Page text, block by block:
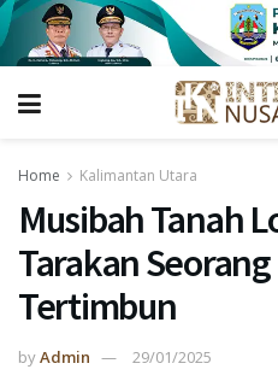
Home Kalimantan Utara
Musibah Tanah
Tarakan
Tertimbun
byAdmin 29/01/2025